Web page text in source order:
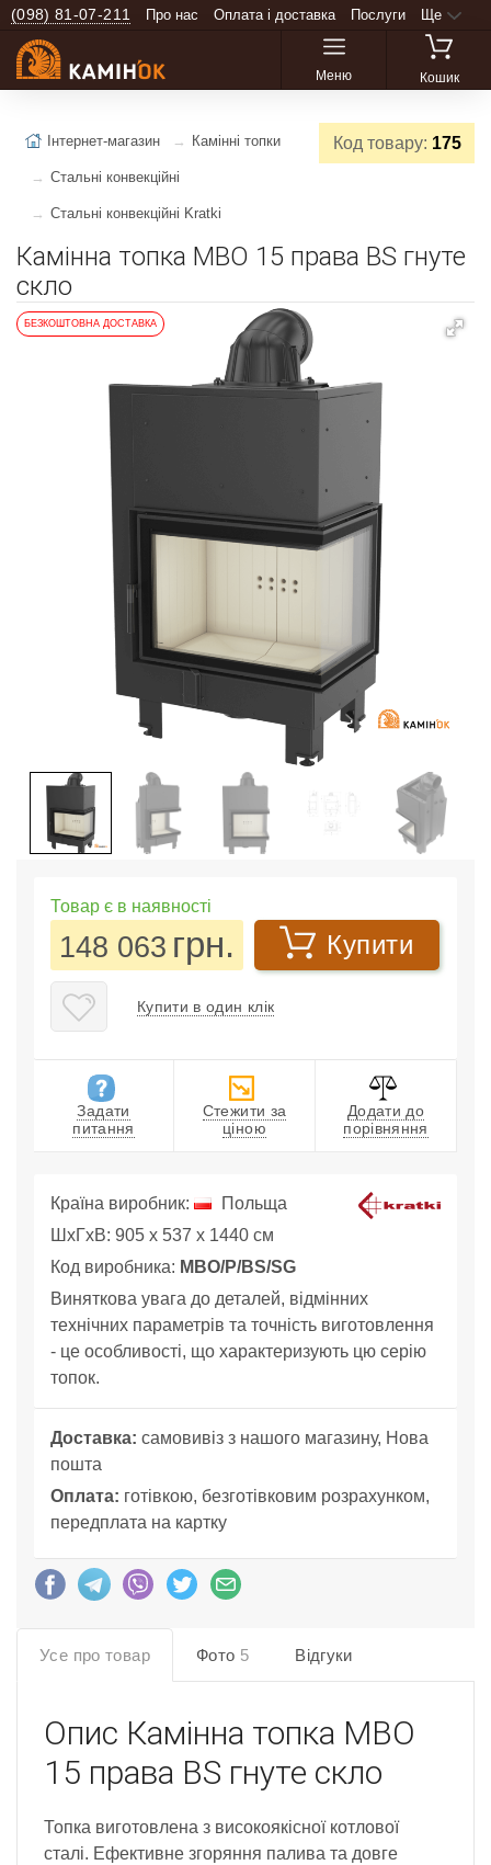
(098) 81-07-211 Про нас Оплата і доставка Послуги Ще
Меню Кошик
Код товару: 175
Інтернет-магазин Камінні топки
Стальні конвекційні
Стальні конвекційні Kratki
Камінна топка MBO 15 права BS гнуте
скло
БЕЗКОШТОВНА ДОСТАВКА
Товар є в наявності
148 063 грн. Купити
Купити в один клік
Задати
питання
Стежити за
ціною
Додати до
порівняння
Країна виробник:
Польща
ШхГхВ: 905 x 537 x 1440 см
Код виробника: MBO/P/BS/SG
Виняткова увага до деталей, відмінних
технічних параметрів та точність виготовлення
- це особливості, що характеризують цю серію
топок.
Доставка: самовивіз з нашого магазину, Нова
пошта
Оплата: готівкою, безготівковим розрахунком,
передплата на картку
Усе про товар Фото 5 Відгуки
Опис Камінна топка MBO
15 права BS гнуте скло
Топка виготовлена з високоякісної котлової
сталі. Ефективне згоряння палива та довге